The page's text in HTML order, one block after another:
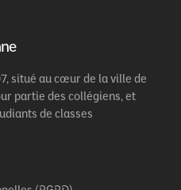
situé au cœur de la ville de
partie des collégiens, et
de classes